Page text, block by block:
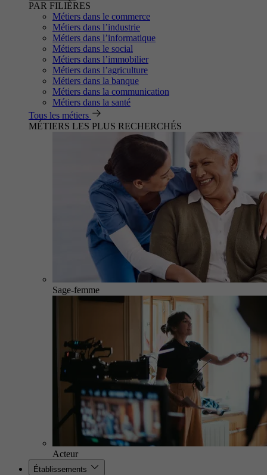
PAR FILIÈRES
Métiers dans le commerce
Métiers dans l’industrie
Métiers dans l’informatique
Métiers dans le social
Métiers dans l’immobilier
Métiers dans l’agriculture
Métiers dans la banque
Métiers dans la communication
Métiers dans la santé
Tous les métiers
MÉTIERS LES PLUS RECHERCHÉS
Sage-femme
Acteur
Établissements